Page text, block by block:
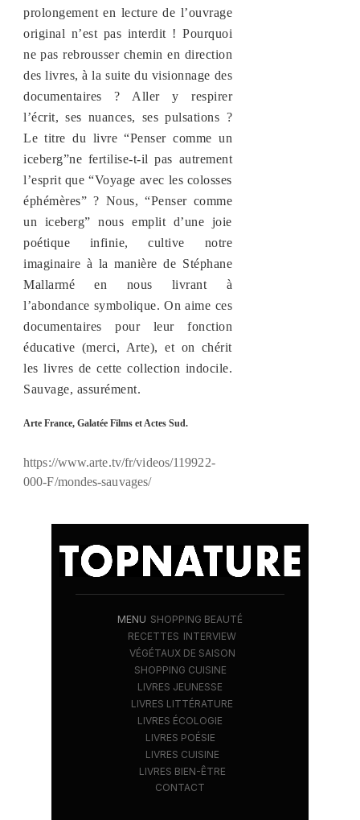
prolongement en lecture de l’ouvrage
original n’est pas interdit ! Pourquoi
ne pas rebrousser chemin en direction
des livres, à la suite du visionnage des
documentaires ? Aller y respirer
l’écrit, ses nuances, ses pulsations ?
Le titre du livre “Penser comme un
iceberg”ne fertilise-t-il pas autrement
l’esprit que “Voyage avec les colosses
éphémères” ? Nous, “Penser comme
un iceberg” nous emplit d’une joie
poétique infinie, cultive notre
imaginaire à la manière de Stéphane
Mallarmé en nous livrant à
l’abondance symbolique. On aime ces
documentaires pour leur fonction
éducative (merci, Arte), et on chérit
les livres de cette collection indocile.
Sauvage, assurément.
Arte France, Galatée Films et Actes Sud.
https://www.arte.tv/fr/videos/119922-
000-F/mondes-sauvages/
MENU SHOPPING BEAUTÉ
RECETTES INTERVIEW
VÉGÉTAUX DE SAISON
SHOPPING CUISINE
LIVRES JEUNESSE
LIVRES LITTÉRATURE
LIVRES ÉCOLOGIE
LIVRES POÉSIE
LIVRES CUISINE
LIVRES BIEN-ÊTRE
CONTACT